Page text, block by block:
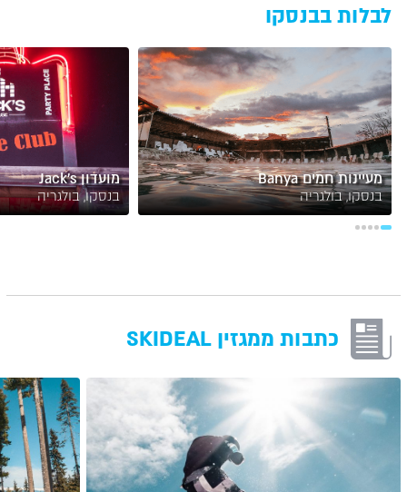
לבלות בבנסקו
מעיינות חמים Banya
בנסקו, בולגריה
מועדון Jack's
בנסקו, בולגריה
כתבות ממגזין SKIDEAL